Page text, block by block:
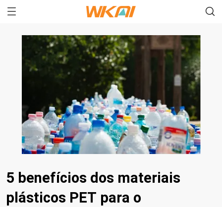
5 benefícios dos materiais
plásticos PET para o